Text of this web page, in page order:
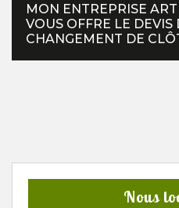
MON ENTREPRISE
VOUS OFFRE LE DEVIS
CHANGEMENT DE
Nous